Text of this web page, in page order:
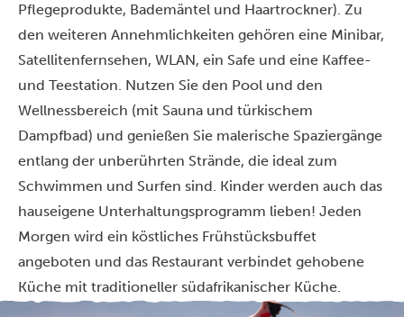
Pflegeprodukte, Bademäntel und Haartrockner). Zu
den weiteren Annehmlichkeiten gehören eine Minibar,
Satellitenfernsehen, WLAN, ein Safe und eine Kaffee-
und Teestation. Nutzen Sie den Pool und den
Wellnessbereich (mit Sauna und türkischem
Dampfbad) und genießen Sie malerische Spaziergänge
entlang der unberührten Strände, die ideal zum
Schwimmen und Surfen sind. Kinder werden auch das
hauseigene Unterhaltungsprogramm lieben! Jeden
Morgen wird ein köstliches Frühstücksbuffet
angeboten und das Restaurant verbindet gehobene
Küche mit traditioneller südafrikanischer Küche.